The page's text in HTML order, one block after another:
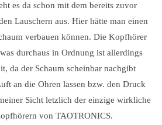
es da schon mit dem bereits zuvor
Lauschern aus. Hier hätte man einen
verbauen können. Die Kopfhörer
durchaus in Ordnung ist allerdings
da der Schaum scheinbar nachgibt
an die Ohren lassen bzw. den Druck
Sicht letzlich der einzige wirkliche
von TAOTRONICS.